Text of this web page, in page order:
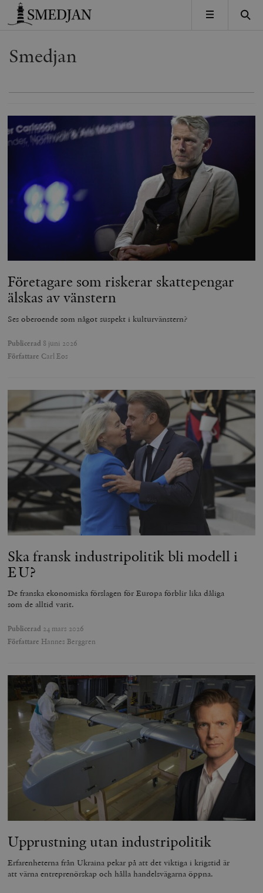
Timbro
MENY
Smedjan
Företagare som riskerar skattepengar
älskas av vänstern
Ses oberoende som något suspekt i kulturvänstern?
Publicerad 8 juni 2026
Författare Carl Eos
Ska fransk industripolitik bli modell i
EU?
De franska ekonomiska förslagen för Europa förblir lika dåliga
som de alltid varit.
Publicerad 24 mars 2026
Författare Hannes Berggren
Upprustning utan industripolitik
Erfarenheterna från Ukraina pekar på att det viktiga i krigstid är
att värna entreprenörskap och hålla handelsvägarna öppna.